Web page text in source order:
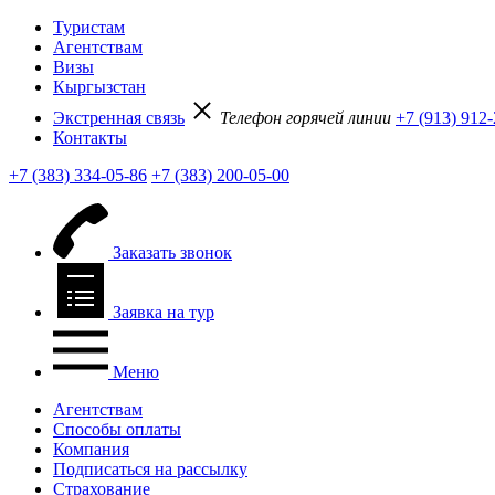
Туристам
Агентствам
Визы
Кыргызстан
Экстренная связь
Телефон горячей линии +7 (913)
Контакты
+7 (383) 334-05-86 +7 (383) 200-05-00
Заказать звонок
Заявка на тур
Меню
Агентствам
Способы оплаты
Компания
Подписаться на рассылку
Страхование